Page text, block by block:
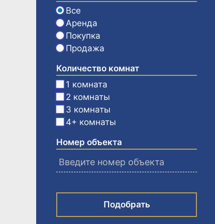
Все
Аренда
Покупка
Продажа
Количество комнат
1 комната
2 комнаты
3 комнаты
4+ комнаты
Номер объекта
Подобрать